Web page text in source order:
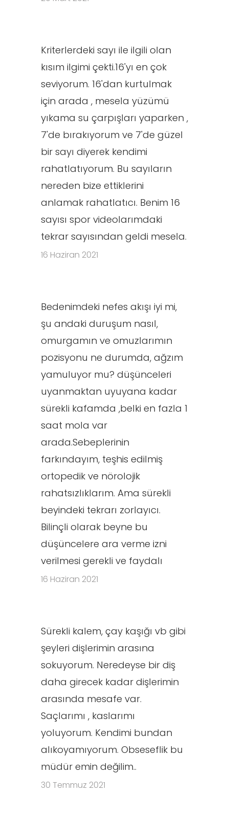
Kriterlerdeki sayı ile ilgili olan
kısım ilgimi çekti.16'yı en çok
seviyorum. 16'dan kurtulmak
için arada , mesela yüzümü
yıkama su çarpışları yaparken ,
7'de bırakıyorum ve 7'de güzel
bir sayı diyerek kendimi
rahatlatıyorum. Bu sayıların
nereden bize ettiklerini
anlamak rahatlatıcı. Benim 16
sayısı spor videolarımdaki
tekrar sayısından geldi mesela.
16 Haziran 2021
Bedenimdeki nefes akışı iyi mi,
şu andaki duruşum nasıl,
omurgamın ve omuzlarımın
pozisyonu ne durumda, ağzım
yamuluyor mu? düşünceleri
uyanmaktan uyuyana kadar
sürekli kafamda ,belki en fazla 1
saat mola var
arada.Sebeplerinin
farkındayım, teşhis edilmiş
ortopedik ve nörolojik
rahatsızlıklarım. Ama sürekli
beyindeki tekrarı zorlayıcı.
Bilinçli olarak beyne bu
düşüncelere ara verme izni
verilmesi gerekli ve faydalı
16 Haziran 2021
Sürekli kalem, çay kaşığı vb gibi
şeyleri dişlerimin arasına
sokuyorum. Neredeyse bir diş
daha girecek kadar dişlerimin
arasında mesafe var.
Saçlarımı , kaslarımı
yoluyorum. Kendimi bundan
alıkoyamıyorum. Obseseflik bu
müdür emin değilim..
30 Temmuz 2021